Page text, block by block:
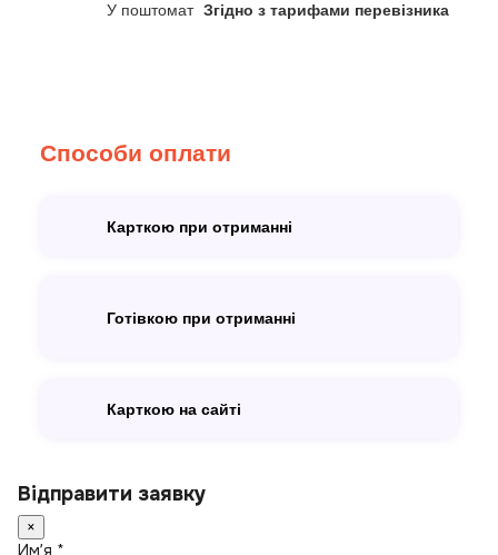
У поштомат Згідно з тарифами перевізника
Способи оплати
Карткою при отриманні
Готівкою при отриманні
Карткою на сайті
Відправити заявку
×
Имʼя *